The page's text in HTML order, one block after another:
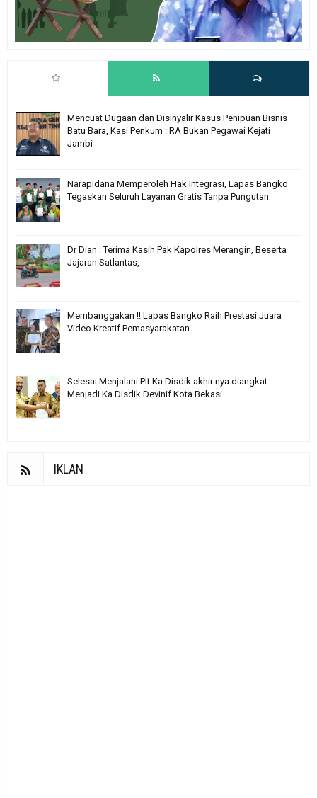
Mencuat Dugaan dan Disinyalir Kasus Penipuan Bisnis
Batu Bara, Kasi Penkum : RA Bukan Pegawai Kejati
Jambi
Narapidana Memperoleh Hak Integrasi, Lapas Bangko
Tegaskan Seluruh Layanan Gratis Tanpa Pungutan
Dr Dian : Terima Kasih Pak Kapolres Merangin, Beserta
Jajaran Satlantas,
Membanggakan !! Lapas Bangko Raih Prestasi Juara
Video Kreatif Pemasyarakatan
Selesai Menjalani Plt Ka Disdik akhir nya diangkat
Menjadi Ka Disdik Devinif Kota Bekasi
IKLAN